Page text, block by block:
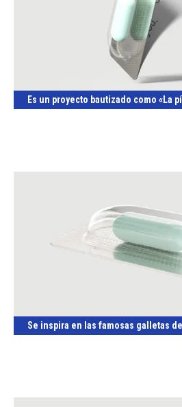
Es un proyecto bautizado como «La
Se inspira en las famosas galletas